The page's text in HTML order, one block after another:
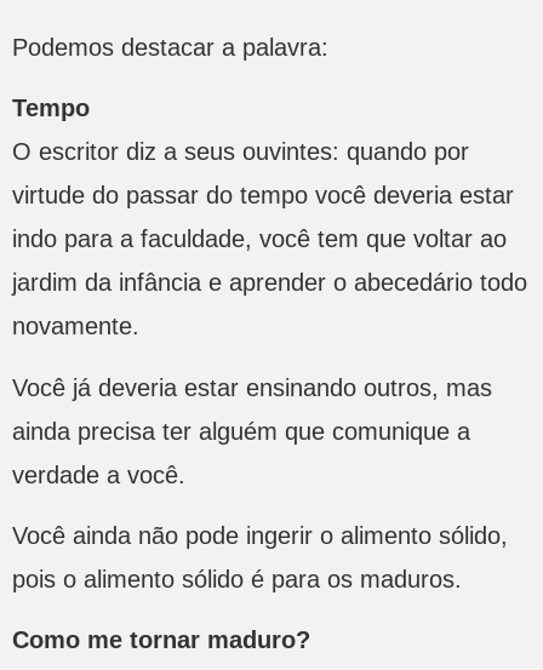
Podemos destacar a palavra:
Tempo
O escritor diz a seus ouvintes: quando por
virtude do passar do tempo você deveria estar
indo para a faculdade, você tem que voltar ao
jardim da infância e aprender o abecedário todo
novamente.
Você já deveria estar ensinando outros, mas
ainda precisa ter alguém que comunique a
verdade a você.
Você ainda não pode ingerir o alimento sólido,
pois o alimento sólido é para os maduros.
Como me tornar maduro?